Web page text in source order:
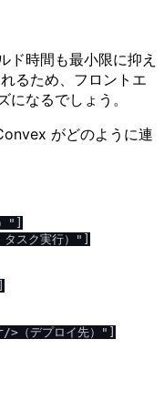
ド時間も最小限に抑え
るため、フロントエ
なるでしょう。
がどのように連
"]
スク実行）"]
デプロイ先）"]